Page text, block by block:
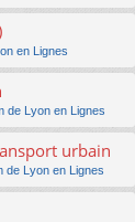
en Lignes
de Lyon en Lignes
urbain
de Lyon en Lignes